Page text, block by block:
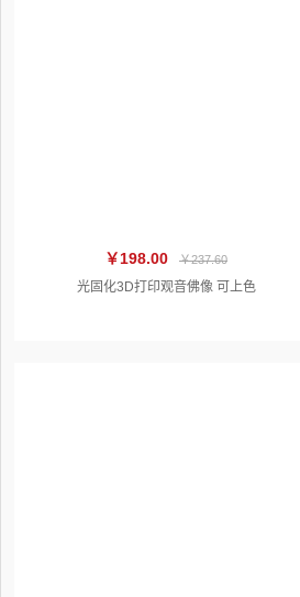
￥198.00 ￥237.60
光固化3D打印观音佛像 可上色